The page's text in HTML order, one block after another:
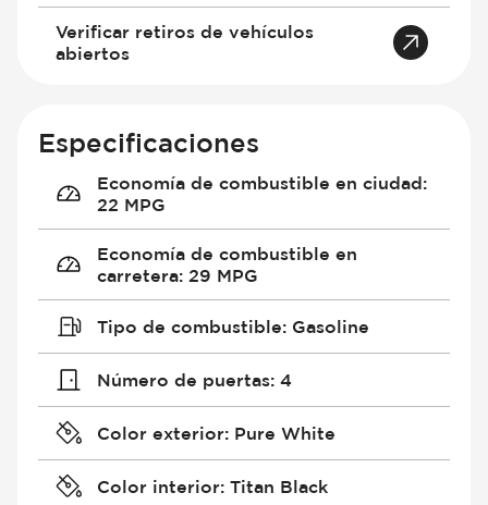
Verificar retiros de vehículos
abiertos
Especificaciones
Economía de combustible en ciudad:
22 MPG
Economía de combustible en
carretera: 29 MPG
Tipo de combustible: Gasoline
Número de puertas: 4
Color exterior: Pure White
Color interior: Titan Black